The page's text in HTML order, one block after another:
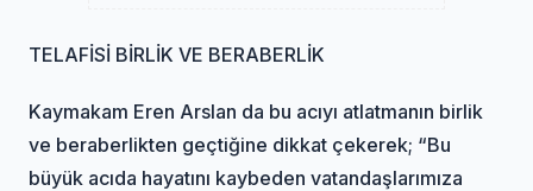
TELAFİSİ BİRLİK VE BERABERLİK
Kaymakam Eren Arslan da bu acıyı atlatmanın birlik
ve beraberlikten geçtiğine dikkat çekerek; “Bu
büyük acıda hayatını kaybeden vatandaşlarımıza